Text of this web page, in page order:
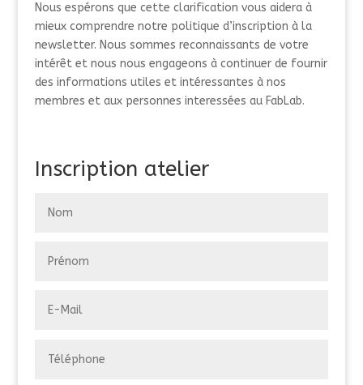
Nous espérons que cette clarification vous aidera à
mieux comprendre notre politique d’inscription à la
newsletter. Nous sommes reconnaissants de votre
intérêt et nous nous engageons à continuer de fournir
des informations utiles et intéressantes à nos
membres et aux personnes interessées au FabLab.
Inscription atelier